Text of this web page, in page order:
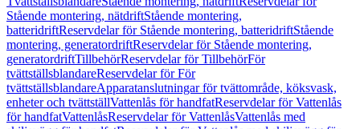
Stående montering, nätdriftStående montering,
batteridriftReservdelar för Stående montering, batteridriftStående
montering, generatordriftReservdelar för Stående montering,
generatordriftTillbehörReservdelar för TillbehörFör
tvättställsblandareReservdelar för För
tvättställsblandareApparatanslutningar för tvättområde, köksvask,
enheter och tvättställVattenlås för handfatReservdelar för Vattenlås
för handfatVattenlåsReservdelar för VattenlåsVattenlås med